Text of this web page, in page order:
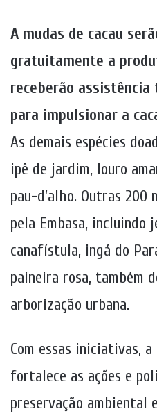
A mudas de cacau
gratuitamente a
receberão assistência
para impulsionar a
As demais espécies
ipê de jardim, louro
pau-d’alho. Outras 200
pela Embasa, incluindo
canafístula, ingá do
paineira rosa, também
arborização urbana.
Com essas iniciativas,
fortalece as ações e
preservação ambiental